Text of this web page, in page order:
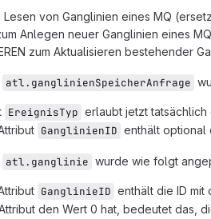
Lesen von Ganglinien eines MQ
Anlegen neuer Ganglinien eines
zum Aktualisieren bestehender
atl.ganglinienSpeicherAnfrage
EreignisTyp erlaubt jetzt tatsächlich
GanglinienID enthält optional
atl.ganglinie wurde wie folgt
GanglinieID enthält die ID mit
den Wert 0 hat, bedeutet das,